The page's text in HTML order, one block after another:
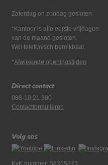
Zaterdag en zondag gesloten
*Kantoor is alle eerste vrijdagen
van de maand gesloten.
Wel telefonisch bereikbaar.
*Afwijkende openingstijden
Direct contact
088-10 21 300
Contactformulieren
Volg ons